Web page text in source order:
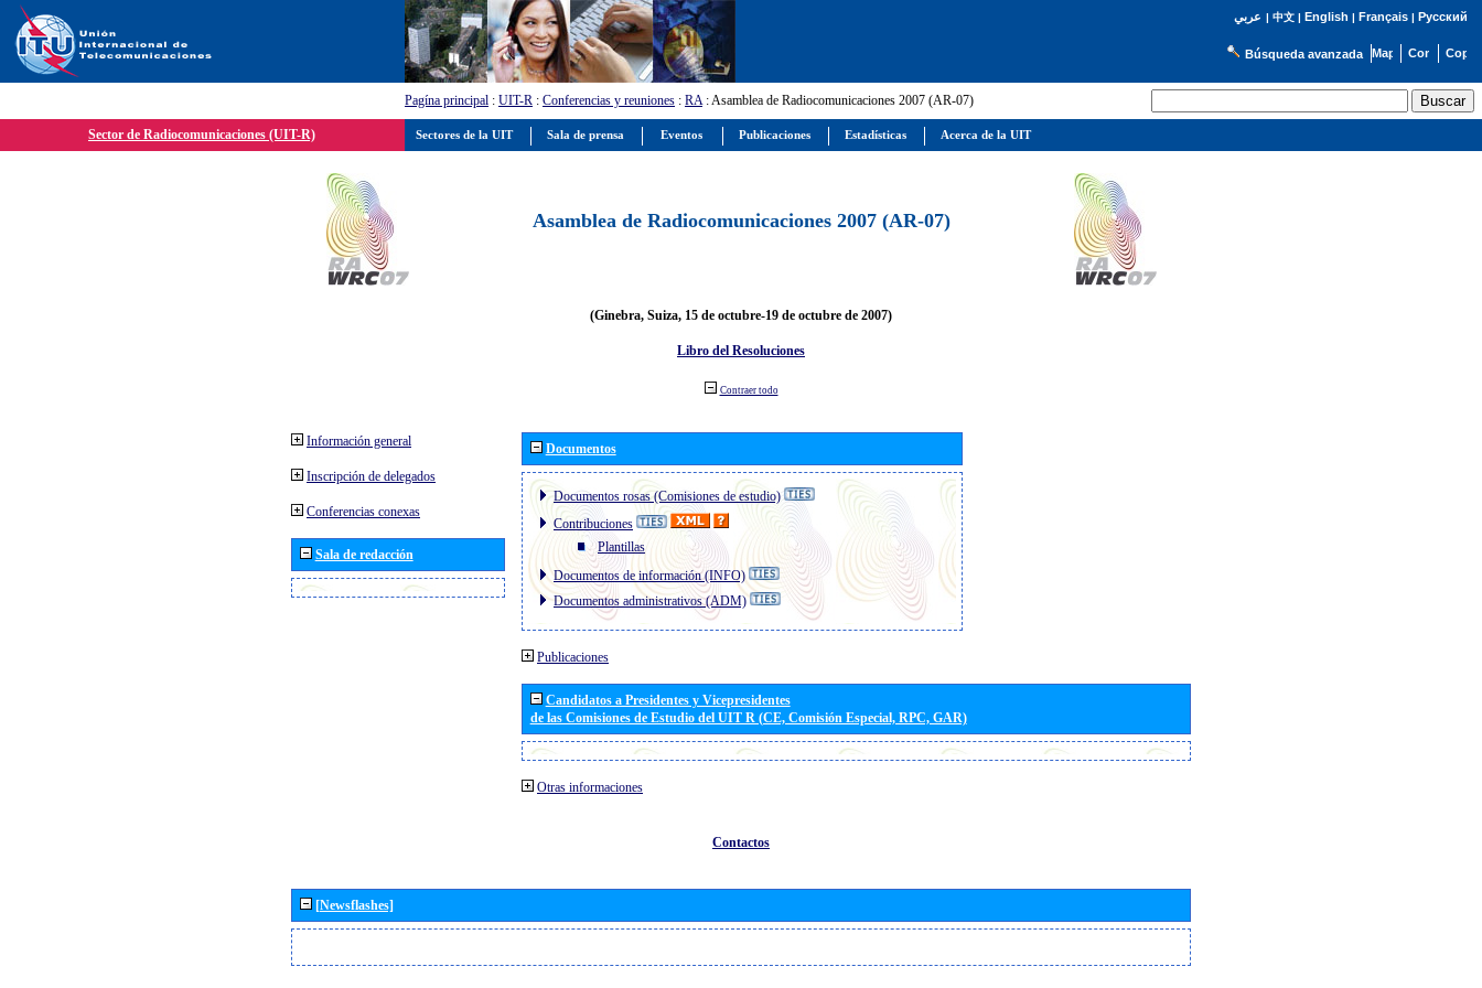
عربي | 中文| English | Français| Русский
Búsqueda avanzada
Pagína principal : UIT-R : Conferencias y reuniones : RA: Asamblea de Radiocomunicaciones 2007 (AR-07)
Sector de Radiocomunicaciones (UIT-R)
Asamblea de Radiocomunicaciones 2007 (AR-07)
(Ginebra, Suiza, 15 de octubre-19 de octubre de 2007)
Libro del Resoluciones
Contraer todo
Información general
Inscripción de delegados
Conferencias conexas
Sala de redacción
Documentos
Documentos rosas (Comisiones de estudio)
Contribuciones
Plantillas
Documentos de información (INFO)
Documentos administrativos (ADM)
Publicaciones
Candidatos a Presidentes y Vicepresidentes
de las Comisiones de Estudio del UIT R (CE, Comisión Especial, RPC, GAR)
Otras informaciones
Contactos
[Newsflashes]
Sectores de la UIT Sala de prensa Eventos Publicaciones Estadísticas Acerca de la UIT